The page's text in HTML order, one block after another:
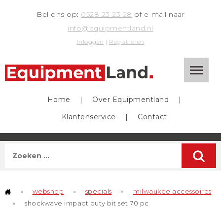
Bel ons op: 0528 23 23 28 of e-mail naar
info@equipmentland.nl
Inloggen | Registreren
Home | Over Equipmentland
|
Klantenservice
| Contact
» webshop » specials »
milwaukee accessoires
»
shockwave impact duty bit set 70 pc